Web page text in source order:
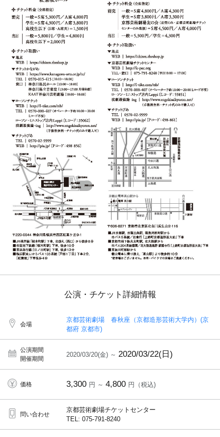
公演・チケット詳細情報
会場
京都芸術劇場 春秋座（京都造形芸術大学内）(京
都府 京都市)
公演期間
開催期間
2020/03/20(金) ～ 2020/03/22(日)
価格 3,300 円 ～ 4,800 円（税込)
問い合わせ
京都芸術劇場チケットセンター
TEL: 075-791-8240